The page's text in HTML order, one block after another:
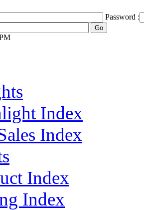
Password :
Index
Index
Index
Index